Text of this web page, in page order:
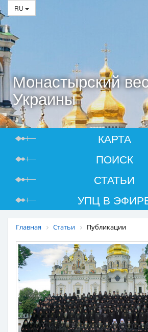
RU
Монастырский
Украины
КАРТА
ПОИСК
СТАТЬИ
УПЦ В
Главная Статьи Публикации